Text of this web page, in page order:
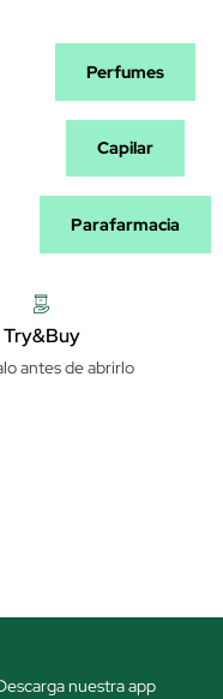
Perfumes
Capilar
Parafarmacia
Try&Buy
antes de abrirlo
nuestra app